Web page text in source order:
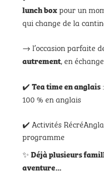
lunch boxpour un
qui change de la
→ l’occasion parfaite
autrement, en
✔️ Tea time en anglais
100 % en anglais
✔️ Activités
programme
✨ Déjà plusieurs
aventure…